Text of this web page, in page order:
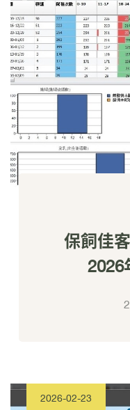
保飼佳
2026
2026-02-23